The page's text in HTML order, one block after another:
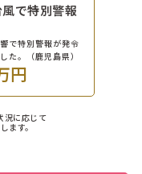
で特別警報
で特別警報が発令
た。（鹿児島県）
円
況に応じて
ます。